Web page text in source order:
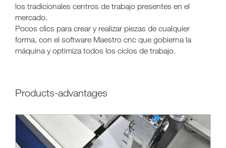
los tradicionales centros de trabajo presentes en el
mercado.
Pocos clics para crear y realizar piezas de cualquier
forma, con el software Maestro cnc que gobierna la
máquina y optimiza todos los ciclos de trabajo.
products-advantages